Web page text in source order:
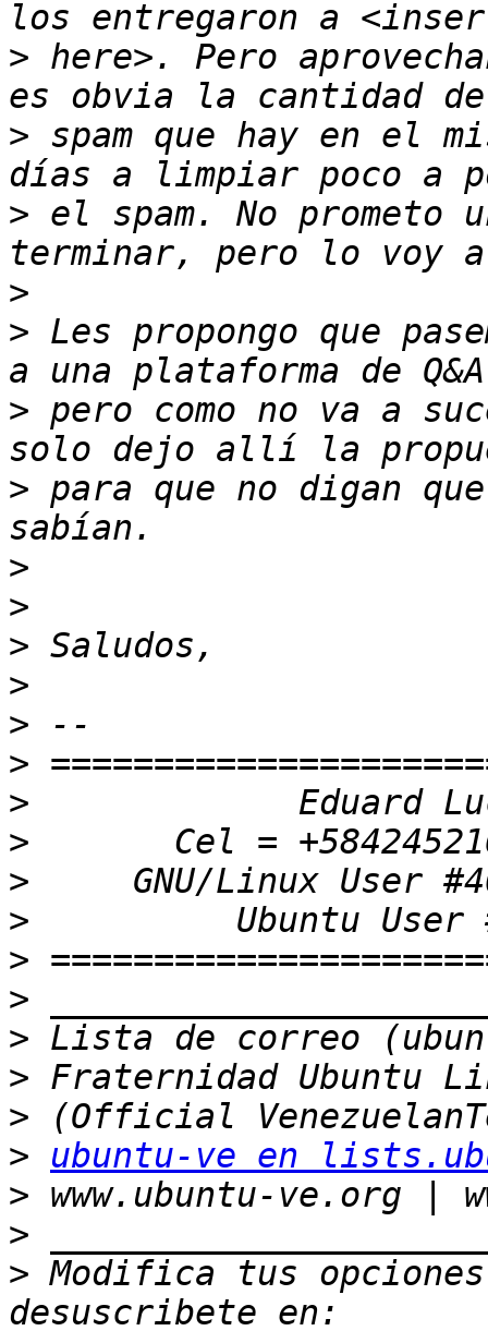
> here>. Pero
> spam que hay en el
> el spam. No prometo
>
> Les propongo que
> pero como no va a
> para que no digan
>
>
>
>
>
>
>
>
>
>
>
>
>
>
>
>
ubuntu-ve en
>
>
> Modifica tus